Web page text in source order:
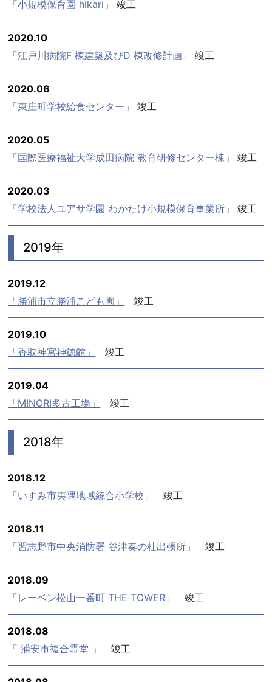
「小規模保育園 hikari」 竣工
2020.10
「江戸川病院F 棟建築及びD 棟改修計画」
竣工
2020.06
「東庄町学校給食センター」
竣工
2020.05
「国際医療福祉大学成田病院 教育研修センター棟」
竣工
2020.03
「学校法人ユアサ学園 わかたけ小規模保育事業所」
竣工
2019年
2019.12
「勝浦市立勝浦こども園」
竣工
2019.10
「香取神宮神徳館」
竣工
2019.04
「MINORI多古工場」
竣工
2018年
2018.12
「いすみ市夷隅地域統合小学校」
竣工
2018.11
「習志野市中央消防署 谷津奏の杜出張所」
竣工
2018.09
「レーベン松山一番町 THE TOWER」
竣工
2018.08
「 浦安市複合霊堂 」
竣工